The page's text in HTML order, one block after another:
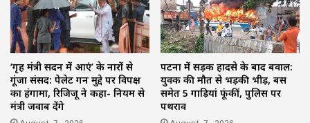
‘गृह मंत्री सदन में आएं’ के नारों से
गूंजा संसद: पेलेट गन मुद्दे पर विपक्ष
का हंगामा, रिजिजू ने कहा- नियम से
मंत्री जवाब देंगे
पटना में सड़क हादसे के बाद बवाल:
युवक की मौत से भड़की भीड़, बस
समेत 5 गाड़ियां फूंकीं, पुलिस पर
पथराव